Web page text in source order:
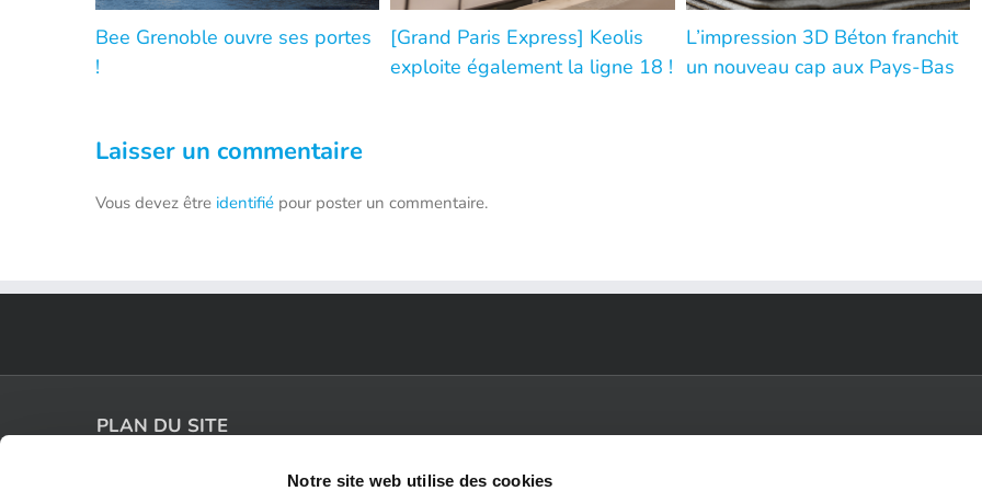
Notre site web utilise des cookies
Bee Grenoble ouvre ses portes
!
[Grand Paris Express] Keolis
exploite également la ligne 18 !
L’impression 3D Béton franchit
un nouveau cap aux Pays-Bas
Laisser un commentaire
Vous devez être identifié pour poster un commentaire.
PLAN DU SITE